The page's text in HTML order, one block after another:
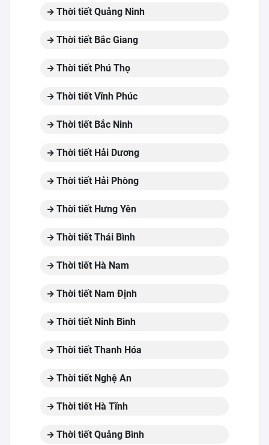
Thời tiết Quảng Ninh
Thời tiết Bắc Giang
Thời tiết Phú Thọ
Thời tiết Vĩnh Phúc
Thời tiết Bắc Ninh
Thời tiết Hải Dương
Thời tiết Hải Phòng
Thời tiết Hưng Yên
Thời tiết Thái Bình
Thời tiết Hà Nam
Thời tiết Nam Định
Thời tiết Ninh Bình
Thời tiết Thanh Hóa
Thời tiết Nghệ An
Thời tiết Hà Tĩnh
Thời tiết Quảng Bình